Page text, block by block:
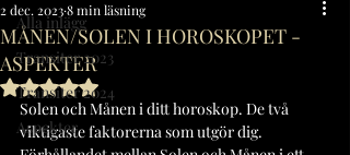
Alla inlägg
Transiter 2023
Transiter 2024
Aspekter
MÅNEN/SOLEN I HOROSKOPET -
ASPEKTER
2 dec. 20238 min läsning
Betygsatt till NaN av 5 stjärnor.
Solen och Månen i ditt horoskop. De två
viktigaste faktorerna som utgör dig.